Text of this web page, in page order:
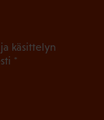
käsittelyn
*